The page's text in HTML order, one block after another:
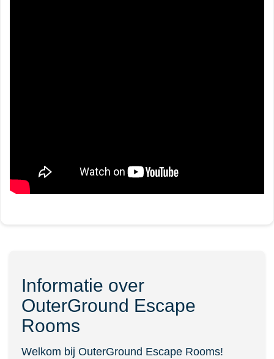
Informatie over
OuterGround Escape
Rooms
Welkom bij OuterGround Escape Rooms!